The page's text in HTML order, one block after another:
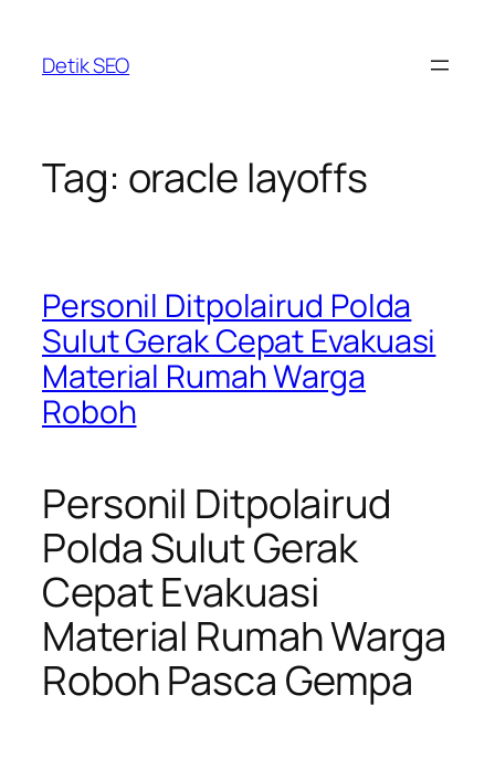
content
Detik SEO
Tag: oracle layoffs
Personil Ditpolairud Polda
Sulut Gerak Cepat Evakuasi
Material Rumah Warga
Roboh
Personil Ditpolairud
Polda Sulut Gerak
Cepat Evakuasi
Material Rumah Warga
Roboh Pasca Gempa